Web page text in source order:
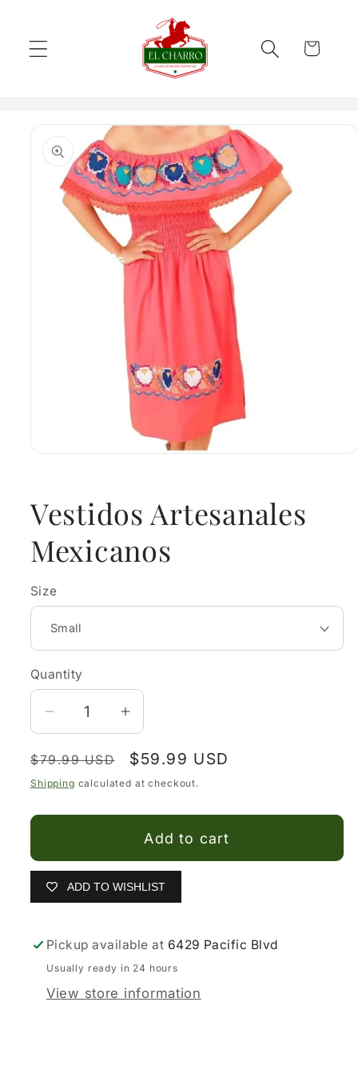
Cart
information
modal
Vestidos Artesanales
Mexicanos
Size
Quantity
Decrease
for
Vestidos
Increase
for
Vestidos
Regular
price
$79.99 USD
Sale
price
$59.99 USD
Shipping calculated at checkout.
Add to cart
ADD TO WISHLIST
Pickup available at 6429 Pacific Blvd
Usually ready in 24 hours
View store information